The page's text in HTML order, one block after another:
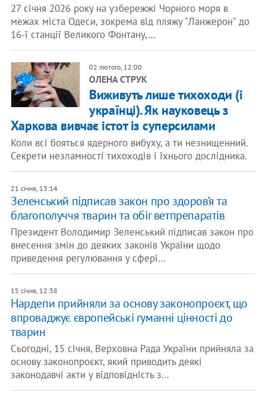
27 січня 2026 року на узбережжі Чорного моря в
межах міста Одеси, зокрема від пляжу "Ланжерон" до
16-ї станції Великого Фонтану,…
02 лютого, 12:00
ОЛЕНА СТРУК
Виживуть лише тихоходи (і
українці). Як науковець з
Харкова вивчає істот із суперсилами
Коли всі бояться ядерного вибуху, а ти незнищенний.
Секрети незламності тихоходів і їхнього дослідника.
21 січня, 13:14
Зеленський підписав закон про здоров’я та
благополуччя тварин та обіг ветпрепаратів
Президент Володимир Зеленський підписав закон про
внесення змін до деяких законів України щодо
приведення регулювання у сфері…
15 січня, 12:38
Нардепи прийняли за основу законопроєкт, що
впроваджує європейські гуманні цінності до
тварин
Сьогодні, 15 січня, Верховна Рада України прийняла за
основу законопроєкт, який приводить деякі
законодавчі акти у відповідність з…